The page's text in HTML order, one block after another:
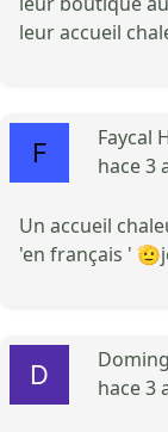
leur accueil
Faycal
hace 3
Un accueil
'en français '
hace 3